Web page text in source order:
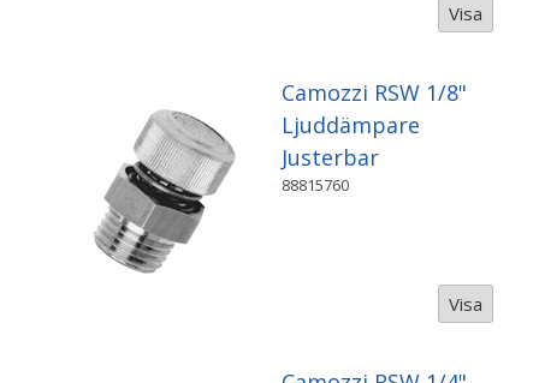
Visa
Camozzi RSW 1/8"
Ljuddämpare
Justerbar
88815760
Visa